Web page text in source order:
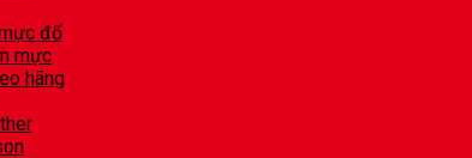
đổ
mực
hãng